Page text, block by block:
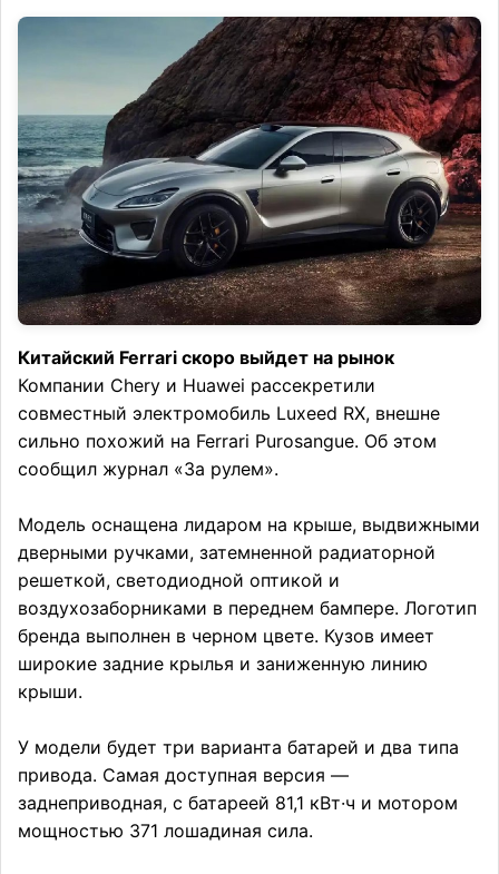
Китайский Ferrari скоро выйдет на рынок
Компании Chery и Huawei рассекретили
совместный электромобиль Luxeed RX, внешне
сильно похожий на Ferrari Purosangue. Об этом
сообщил журнал «За рулем».
Модель оснащена лидаром на крыше, выдвижными
дверными ручками, затемненной радиаторной
решеткой, светодиодной оптикой и
воздухозаборниками в переднем бампере. Логотип
бренда выполнен в черном цвете. Кузов имеет
широкие задние крылья и заниженную линию
крыши.
У модели будет три варианта батарей и два типа
привода. Самая доступная версия —
заднеприводная, с батареей 81,1 кВт·ч и мотором
мощностью 371 лошадиная сила.